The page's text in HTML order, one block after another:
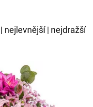
nejlevnější| nejdražší